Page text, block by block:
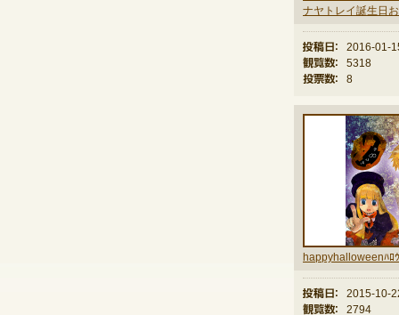
投稿日：
2016-01-
観覧数：
5318
投票数：
8
投稿日：
2015-10-
観覧数：
2794